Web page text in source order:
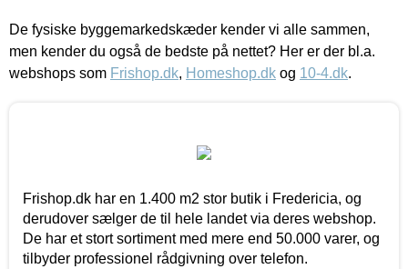
De fysiske byggemarkedskæder kender vi alle sammen,
men kender du også de bedste på nettet? Her er der bl.a.
webshops som Frishop.dk, Homeshop.dk og 10-4.dk.
Frishop.dk har en 1.400 m2 stor butik i Fredericia, og
derudover sælger de til hele landet via deres webshop.
De har et stort sortiment med mere end 50.000 varer, og
tilbyder professionel rådgivning over telefon.